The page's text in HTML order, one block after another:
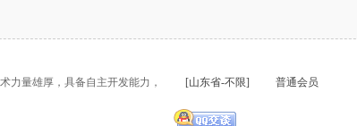
力量雄厚，具备自主开发能力，
[山东省-不限] 普通会员